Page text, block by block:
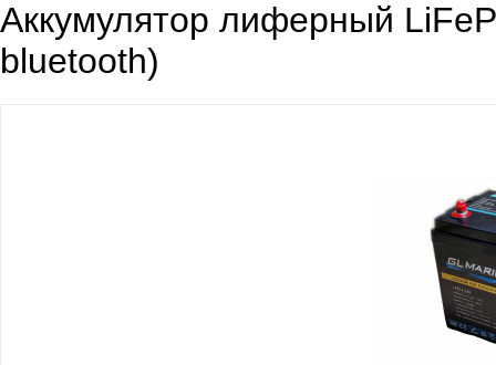
Аккумулятор лиферный
bluetooth)